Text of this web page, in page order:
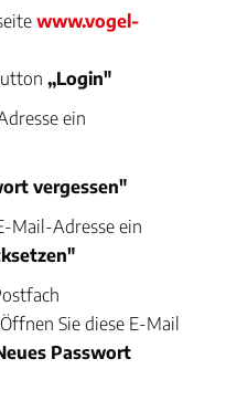
www.vogel-
„Login"
ein
vergessen"
Mail-Adresse ein
Sie diese E-Mail
Passwort